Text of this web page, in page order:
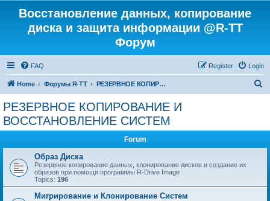
Восстановление данных, копирование
диска и защита информации @R-TT
Форум
FAQ Login
Register
Home Форумы R-TT РЕЗЕРВНОЕ КОПИРОВАНИЕ И ВОССТАНОВЛЕНИЕ СИСТЕМ
РЕЗЕРВНОЕ КОПИРОВАНИЕ И
ВОССТАНОВЛЕНИЕ СИСТЕМ
Forum
Образ Диска
Резервное копирование данных, клонирование дисков и создание их
образов при помощи программы R-Drive Image
Topics: 196
Мигрирование и Клонирование Систем